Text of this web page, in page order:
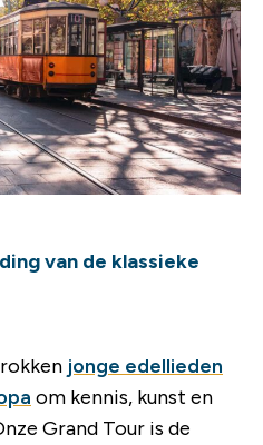
van de klassieke
jonge edellieden
om kennis, kunst en
Grand Tour is de